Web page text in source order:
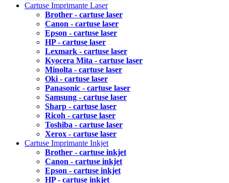
Cartuse Imprimante Laser
Brother - cartuse laser
Canon - cartuse laser
Epson - cartuse laser
HP - cartuse laser
Lexmark - cartuse laser
Kyocera Mita - cartuse laser
Minolta - cartuse laser
Oki - cartuse laser
Panasonic - cartuse laser
Samsung - cartuse laser
Sharp - cartuse laser
Ricoh - cartuse laser
Toshiba - cartuse laser
Xerox - cartuse laser
Cartuse Imprimante Inkjet
Brother - cartuse inkjet
Canon - cartuse inkjet
Epson - cartuse inkjet
HP - cartuse inkjet